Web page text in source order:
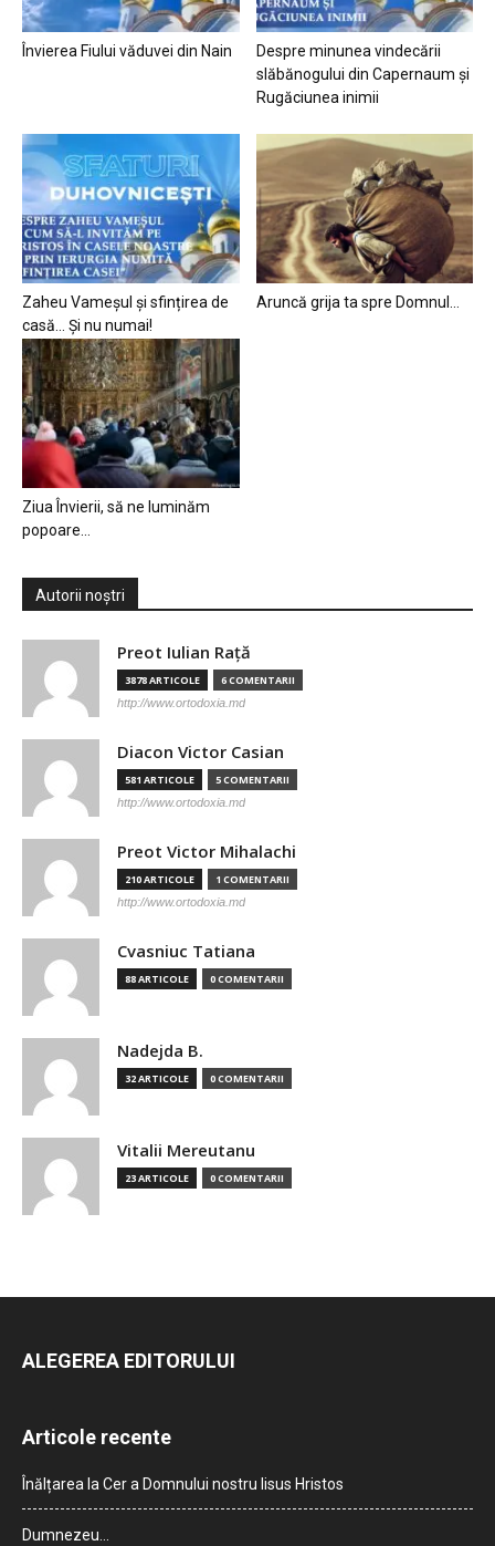
Învierea Fiului văduvei din Nain
Despre minunea vindecării
slăbănogului din Capernaum și
Rugăciunea inimii
Zaheu Vameșul și sfințirea de
casă… Și nu numai!
Aruncă grija ta spre Domnul…
Ziua Învierii, să ne luminăm
popoare…
Autorii noștri
Preot Iulian Raţă
3878 ARTICOLE 6 COMENTARII
http://www.ortodoxia.md
Diacon Victor Casian
581 ARTICOLE 5 COMENTARII
http://www.ortodoxia.md
Preot Victor Mihalachi
210 ARTICOLE 1 COMENTARII
http://www.ortodoxia.md
Cvasniuc Tatiana
88 ARTICOLE 0 COMENTARII
Nadejda B.
32 ARTICOLE 0 COMENTARII
Vitalii Mereutanu
23 ARTICOLE 0 COMENTARII
ALEGEREA EDITORULUI
Articole recente
Înălțarea la Cer a Domnului nostru Iisus Hristos
Dumnezeu…